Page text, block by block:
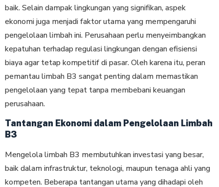
baik. Selain dampak lingkungan yang signifikan, aspek
ekonomi juga menjadi faktor utama yang mempengaruhi
pengelolaan limbah ini. Perusahaan perlu menyeimbangkan
kepatuhan terhadap regulasi lingkungan dengan efisiensi
biaya agar tetap kompetitif di pasar. Oleh karena itu, peran
pemantau limbah B3 sangat penting dalam memastikan
pengelolaan yang tepat tanpa membebani keuangan
perusahaan.
Tantangan Ekonomi dalam Pengelolaan Limbah
B3
Mengelola limbah B3 membutuhkan investasi yang besar,
baik dalam infrastruktur, teknologi, maupun tenaga ahli yang
kompeten. Beberapa tantangan utama yang dihadapi oleh